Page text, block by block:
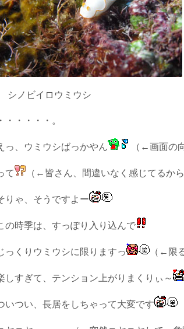
シノビイロウミウシ
・・・・・・。
っ、ウミウシばっかやん （←画面の
て （←皆さん、間違いなく感じてるから
りゃ、そうですよー
の時季は、すっぽり入り込んで
っくりウミウシに限りますっ （←限
しすぎて、テンション上がりまくりぃ～
いつい、長居をしちゃって大変です